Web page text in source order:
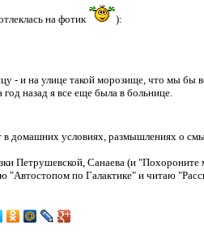
на фотик ):
- и на улице такой морозище, что мы бы
назад я все еще была в больнице.
в домашних условиях, размышлениях о
Петрушевской, Санаева (и
"Автостопом по Галактике" и читаю